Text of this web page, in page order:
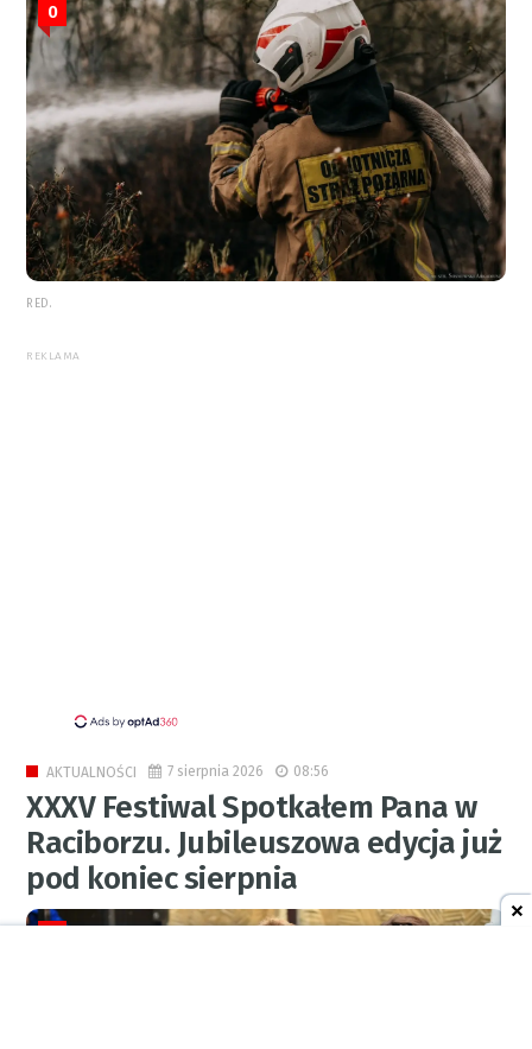
0
RED.
REKLAMA
AKTUALNOŚCI 7 sierpnia 2026 08:56
XXXV Festiwal Spotkałem Pana w
Raciborzu. Jubileuszowa edycja już
pod koniec sierpnia